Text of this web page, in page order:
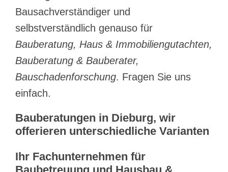
Bausachverständiger und
selbstverständlich genauso für
Bauberatung, Haus & Immobiliengutachten,
Bauberatung & Bauberater,
Bauschadenforschung. Fragen Sie uns
einfach.
Bauberatungen in Dieburg, wir
offerieren unterschiedliche Varianten
Ihr Fachunternehmen für